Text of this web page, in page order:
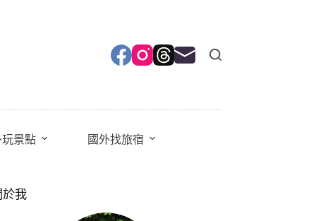
玩景點 國外找旅宿
於我